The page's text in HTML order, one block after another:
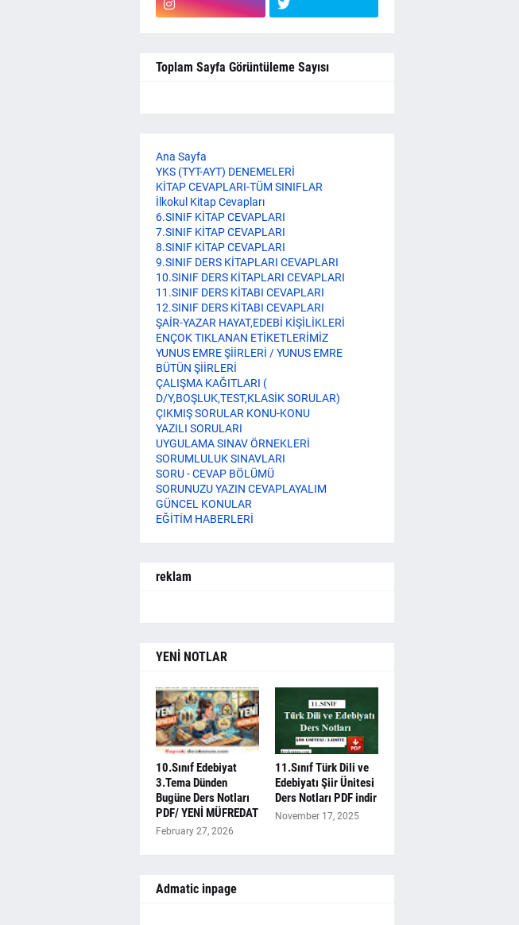
Toplam Sayfa Görüntüleme Sayısı
Ana Sayfa
YKS (TYT-AYT) DENEMELERİ
KİTAP CEVAPLARI-TÜM SINIFLAR
İlkokul Kitap Cevapları
6.SINIF KİTAP CEVAPLARI
7.SINIF KİTAP CEVAPLARI
8.SINIF KİTAP CEVAPLARI
9.SINIF DERS KİTAPLARI CEVAPLARI
10.SINIF DERS KİTAPLARI CEVAPLARI
11.SINIF DERS KİTABI CEVAPLARI
12.SINIF DERS KİTABI CEVAPLARI
ŞAİR-YAZAR HAYAT,EDEBİ KİŞİLİKLERİ
ENÇOK TIKLANAN ETİKETLERİMİZ
YUNUS EMRE ŞİİRLERİ / YUNUS EMRE
BÜTÜN ŞİİRLERİ
ÇALIŞMA KAĞITLARI (
D/Y,BOŞLUK,TEST,KLASİK SORULAR)
ÇIKMIŞ SORULAR KONU-KONU
YAZILI SORULARI
UYGULAMA SINAV ÖRNEKLERİ
SORUMLULUK SINAVLARI
SORU - CEVAP BÖLÜMÜ
SORUNUZU YAZIN CEVAPLAYALIM
GÜNCEL KONULAR
EĞİTİM HABERLERİ
reklam
YENİ NOTLAR
10.Sınıf Edebiyat
3.Tema Dünden
Bugüne Ders Notları
PDF/ YENİ MÜFREDAT
February 27, 2026
11.Sınıf Türk Dili ve
Edebiyatı Şiir Ünitesi
Ders Notları PDF indir
November 17, 2025
Admatic inpage